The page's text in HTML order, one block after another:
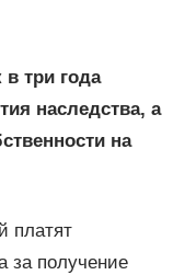
три года
наследства, а
на
платят
за получение